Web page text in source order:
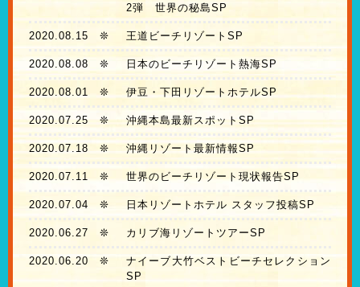
2弾 世界の秘島SP
2020.08.15 ❊ 王道ビーチリゾートSP
2020.08.08 ❊ 日本のビーチリゾート熱海SP
2020.08.01 ❊ 伊豆・下田リゾートホテルSP
2020.07.25❊ 沖縄本島最新スポットSP
2020.07.18❊ 沖縄リゾート最新情報SP
2020.07.11 ❊ 世界のビーチリゾート現状報告SP
2020.07.04 ❊ 日本リゾートホテル スタッフ投稿SP
2020.06.27 ❊ カリブ海リゾートツアーSP
2020.06.20 ❊
ナイーブ大竹ベストビーチセレクション
SP